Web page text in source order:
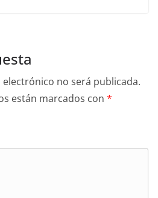
no será publicada.
están marcados con *